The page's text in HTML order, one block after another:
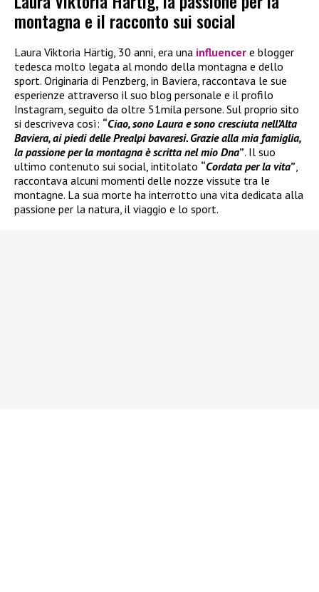
montagna e il racconto sui social
Laura Viktoria Härtig, 30 anni, era una influencer e blogger
tedesca molto legata al mondo della montagna e dello
sport. Originaria di Penzberg, in Baviera, raccontava le sue
esperienze attraverso il suo blog personale e il profilo
Instagram, seguito da oltre 51mila persone. Sul proprio sito
si descriveva così: “Ciao, sono Laura e sono cresciuta nell’Alta
Baviera, ai piedi delle Prealpi bavaresi. Grazie alla mia famiglia,
la passione per la montagna è scritta nel mio Dna”. Il suo
ultimo contenuto sui social, intitolato “Cordata per la vita”
raccontava alcuni momenti delle nozze vissute tra le
montagne. La sua morte ha interrotto una vita dedicata alla
passione per la natura, il viaggio e lo sport.